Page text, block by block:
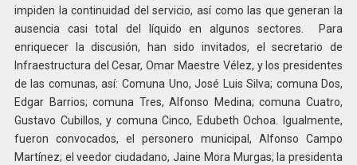
impiden la continuidad del servicio, así como las que generan la
ausencia casi total del líquido en algunos sectores. Para
enriquecer la discusión, han sido invitados, el secretario de
Infraestructura del Cesar, Omar Maestre Vélez, y los presidentes
de las comunas, así: Comuna Uno, José Luis Silva; comuna Dos,
Edgar Barrios; comuna Tres, Alfonso Medina; comuna Cuatro,
Gustavo Cubillos, y comuna Cinco, Edubeth Ochoa. Igualmente,
fueron convocados, el personero municipal, Alfonso Campo
Martínez; el veedor ciudadano, Jaine Mora Murgas; la presidenta